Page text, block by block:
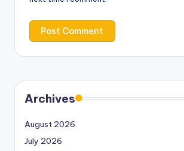
Archives
August 2026
July 2026